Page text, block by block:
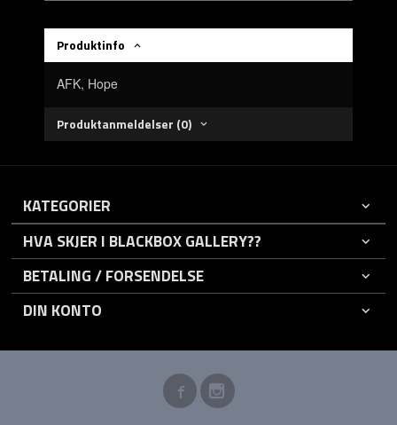
Produktinfo
AFK, Hope
Produktanmeldelser (0)
KATEGORIER
HVA SKJER I BLACKBOX GALLERY??
BETALING / FORSENDELSE
DIN KONTO